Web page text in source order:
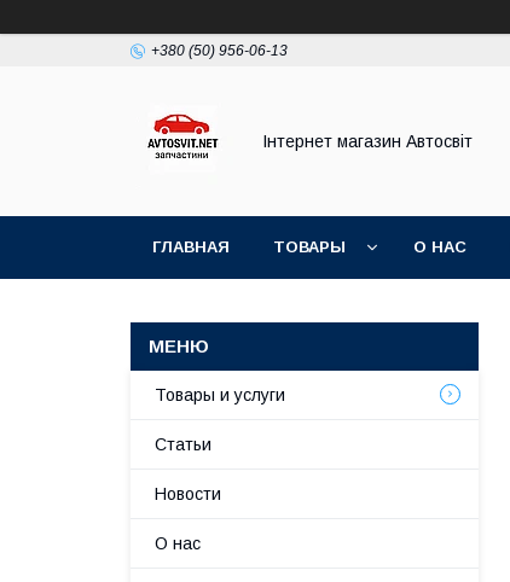
+380 (50) 956-06-13
Інтернет магазин Автосвіт
ГЛАВНАЯ ТОВАРЫ О НАС
Товары и услуги
Статьи
Новости
О нас